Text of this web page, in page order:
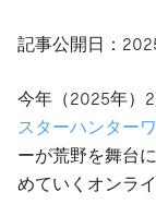
お問い合わせ
記事公開日：
今年（2025年）
スターハンター
ーが荒野を舞台
めていくオンラ